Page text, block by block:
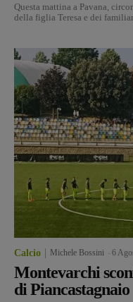
Questa mattina a Pavana,
della figlia Teresa e dei familiari
Calcio Michele Bossini 6
Montevarchi
di Piancastagnaio